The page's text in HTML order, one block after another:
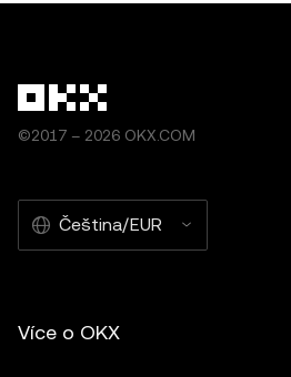
©2017 – 2026 OKX.COM
Čeština/EUR
Více o OKX